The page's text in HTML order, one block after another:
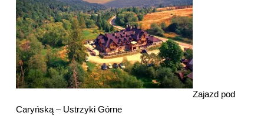
Zajazd pod
Caryńską – Ustrzyki Górne